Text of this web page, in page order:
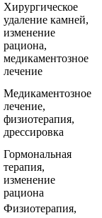
Хирургическое
удаление камней,
изменение
рациона,
медикаментозное
лечение
Медикаментозное
лечение,
физиотерапия,
дрессировка
Гормональная
терапия,
изменение
рациона
Физиотерапия,